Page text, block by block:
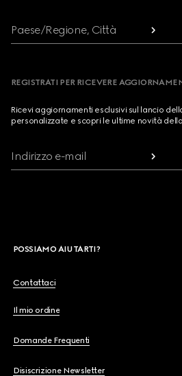
Paese/Regione, Città
REGISTRATI PER RICEVERE
Ricevi aggiornamenti esclusivi sul lancio
personalizzate e scopri le ultime novità
Indirizzo e-mail
POSSIAMO AIUTARTI?
Contattaci
Il mio ordine
Domande Frequenti
Disiscrizione Newsletter